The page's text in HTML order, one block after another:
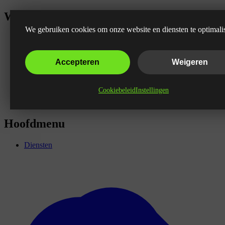
Wat is een long-tail zoekwoord?
Hoofdmenu
Diensten
We gebruiken cookies om onze website en diensten te
Accepteren Weigeren
CookiebeleidInstellingen